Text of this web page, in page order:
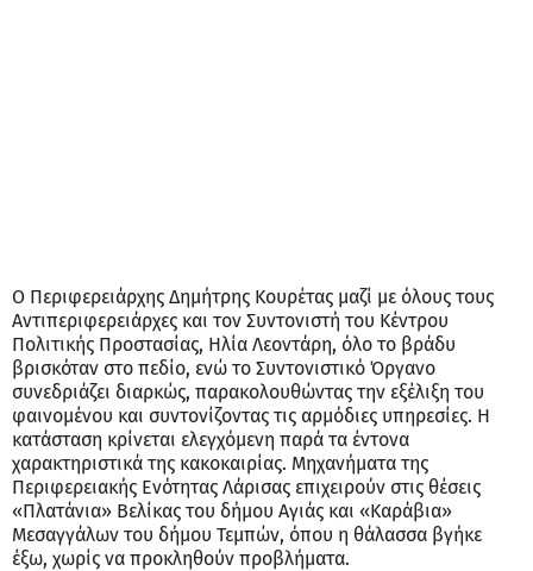
Ο Περιφερειάρχης Δημήτρης Κουρέτας μαζί με όλους τους
Αντιπεριφερειάρχες και τον Συντονιστή του Κέντρου
Πολιτικής Προστασίας, Ηλία Λεοντάρη, όλο το βράδυ
βρισκόταν στο πεδίο, ενώ το Συντονιστικό Όργανο
συνεδριάζει διαρκώς, παρακολουθώντας την εξέλιξη του
φαινομένου και συντονίζοντας τις αρμόδιες υπηρεσίες. Η
κατάσταση κρίνεται ελεγχόμενη παρά τα έντονα
χαρακτηριστικά της κακοκαιρίας. Μηχανήματα της
Περιφερειακής Ενότητας Λάρισας επιχειρούν στις θέσεις
«Πλατάνια» Βελίκας του δήμου Αγιάς και «Καράβια»
Μεσαγγάλων του δήμου Τεμπών, όπου η θάλασσα βγήκε
έξω, χωρίς να προκληθούν προβλήματα.